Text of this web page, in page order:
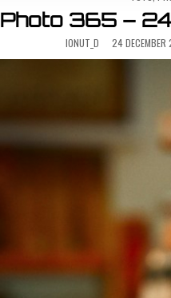
Photo 365 – 24
IONUT_D 24 DECEMBER